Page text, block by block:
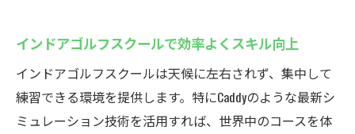
インドアゴルフスクールで効率よくスキル向上
インドアゴルフスクールは天候に左右されず、集中して
練習できる環境を提供します。特にCaddyのような最新シ
ミュレーション技術を活用すれば、世界中のコースを体